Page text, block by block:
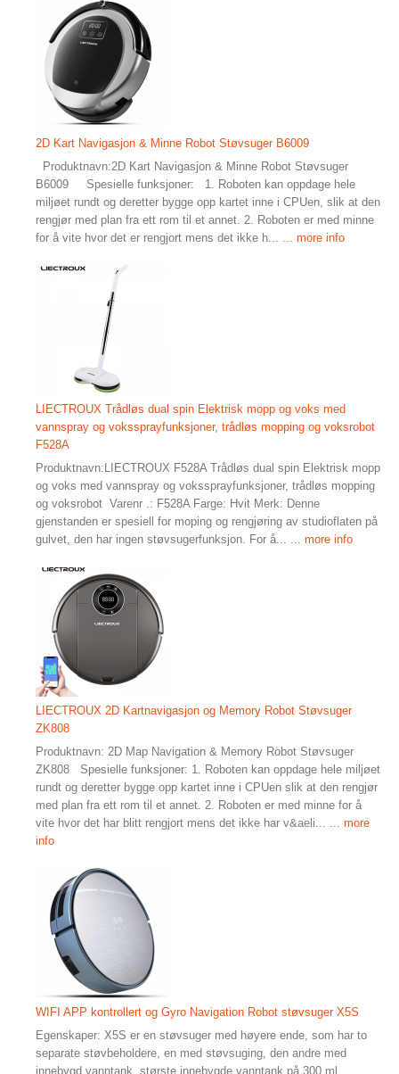
2D Kart Navigasjon & Minne Robot Støvsuger B6009
Produktnavn:2D Kart Navigasjon & Minne Robot Støvsuger
B6009 Spesielle funksjoner: 1. Roboten kan oppdage hele
miljøet rundt og deretter bygge opp kartet inne i CPUen, slik at den
rengjør med plan fra ett rom til et annet. 2. Roboten er med minne
for å vite hvor det er rengjort mens det ikke h...
... more info
LIECTROUX Trådløs dual spin Elektrisk mopp og voks med
vannspray og vokssprayfunksjoner, trådløs mopping og voksrobot
F528A
Produktnavn:LIECTROUX F528A Trådløs dual spin Elektrisk mopp
og voks med vannspray og vokssprayfunksjoner, trådløs mopping
og voksrobot Varenr .: F528A Farge: Hvit Merk: Denne
gjenstanden er spesiell for moping og rengjøring av studioflaten på
gulvet, den har ingen støvsugerfunksjon. For å...
... more info
LIECTROUX 2D Kartnavigasjon og Memory Robot Støvsuger
ZK808
Produktnavn: 2D Map Navigation & Memory Robot Støvsuger
ZK808 Spesielle funksjoner: 1. Roboten kan oppdage hele miljøet
rundt og deretter bygge opp kartet inne i CPUen slik at den rengjør
med plan fra ett rom til et annet. 2. Roboten er med minne for å
vite hvor det har blitt rengjort mens det ikke har v&aeli...
... more
info
WIFI APP kontrollert og Gyro Navigation Robot støvsuger X5S
Egenskaper: X5S er en støvsuger med høyere ende, som har to
separate støvbeholdere, en med støvsuging, den andre med
innebygd vanntank, største innebygde vanntank på 300 ml